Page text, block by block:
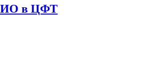
в ЦФТ